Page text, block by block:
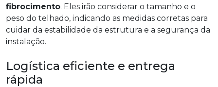
fibrocimento. Eles irão considerar o tamanho e o
peso do telhado, indicando as medidas corretas para
cuidar da estabilidade da estrutura e a segurança da
instalação.
Logística eficiente e entrega
rápida